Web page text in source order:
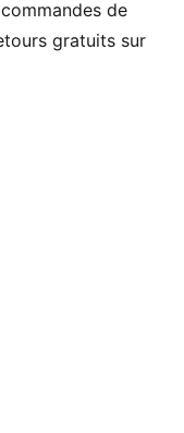
à partir d’au
de
gratuits sur